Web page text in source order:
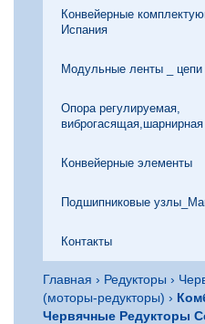
Конвейерные
Испания
Модульные ленты _ цепи
Опора регулируемая,
виброгасящая,шарнирная
Конвейерные элементы
Подшипниковые
Контакты
Главная › Редукторы ›
(моторы-редукторы) ›
Червячные Редукторы